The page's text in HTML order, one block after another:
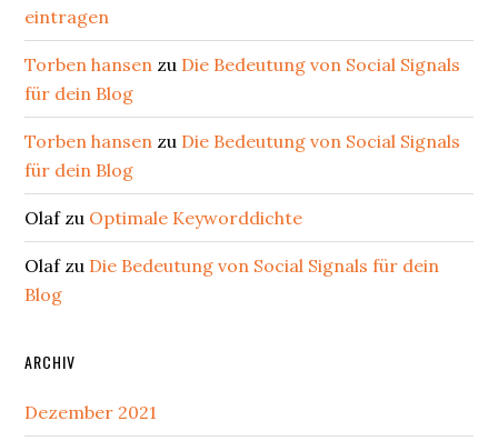
eintragen
Torben hansen zu Die Bedeutung von Social Signals
für dein Blog
Torben hansen zu Die Bedeutung von Social Signals
für dein Blog
Olafzu Optimale Keyworddichte
Olafzu Die Bedeutung von Social Signals für dein
Blog
ARCHIV
Dezember 2021